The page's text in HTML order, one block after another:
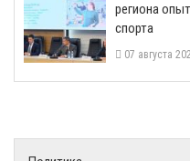
региона
спорта
07 августа